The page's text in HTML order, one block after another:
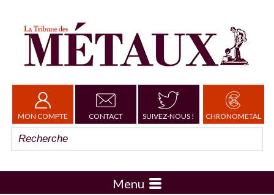
MON COMPTE CONTACT SUIVEZ-NOUS ! CHRONOMETAL
Menu